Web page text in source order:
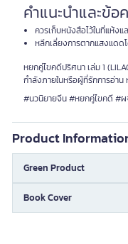
คำแนะนำและข้อ
ควรเก็บหนังสือไว้ในที่แห้งแ
หลีกเลี่ยงการตากแสงแดด
หยกคู่ไขคดีปริศนา เล่ม 1
กำลังภายในหรือผู้ที่รักการอ่า
#นวนิยายจีน #หยกคู่ไขคดี #
Product
Green Product
Book Cover